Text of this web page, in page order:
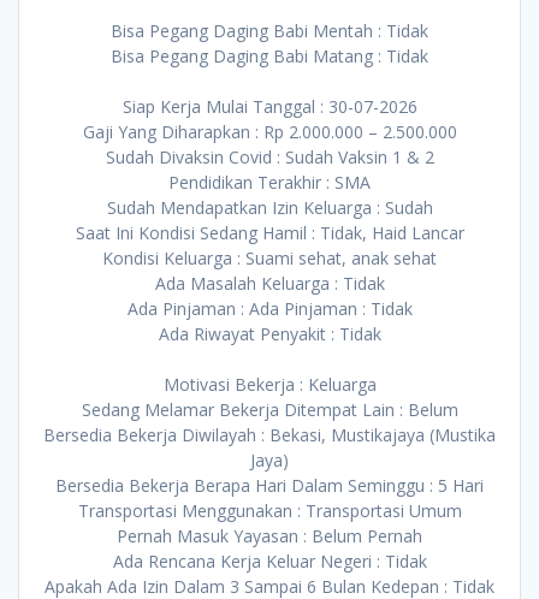
Bisa Pegang Daging Babi Mentah : Tidak
Bisa Pegang Daging Babi Matang : Tidak
Siap Kerja Mulai Tanggal : 30-07-2026
Gaji Yang Diharapkan : Rp 2.000.000 – 2.500.000
Sudah Divaksin Covid : Sudah Vaksin 1 & 2
Pendidikan Terakhir : SMA
Sudah Mendapatkan Izin Keluarga : Sudah
Saat Ini Kondisi Sedang Hamil : Tidak, Haid Lancar
Kondisi Keluarga : Suami sehat, anak sehat
Ada Masalah Keluarga : Tidak
Ada Pinjaman : Ada Pinjaman : Tidak
Ada Riwayat Penyakit : Tidak
Motivasi Bekerja : Keluarga
Sedang Melamar Bekerja Ditempat Lain : Belum
Bersedia Bekerja Diwilayah : Bekasi, Mustikajaya (Mustika
Jaya)
Bersedia Bekerja Berapa Hari Dalam Seminggu : 5 Hari
Transportasi Menggunakan : Transportasi Umum
Pernah Masuk Yayasan : Belum Pernah
Ada Rencana Kerja Keluar Negeri : Tidak
Apakah Ada Izin Dalam 3 Sampai 6 Bulan Kedepan : Tidak